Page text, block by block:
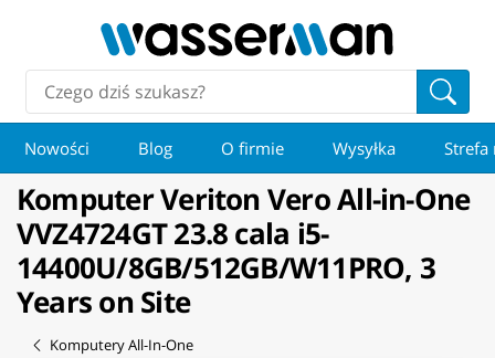
Nowości Blog O firmie Wysyłka Strefa
Komputer Veriton Vero All-in-One
VVZ4724GT 23.8 cala i5-
14400U/8GB/512GB/W11PRO, 3
Years on Site
Komputery All-In-One